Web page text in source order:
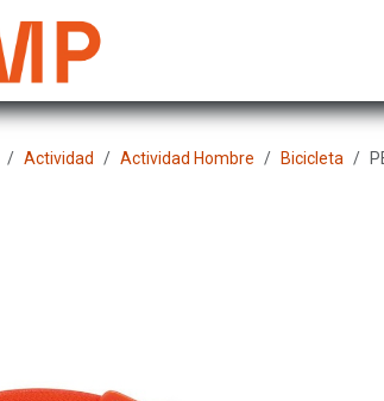
Actividad Actividad Hombre Bicicleta